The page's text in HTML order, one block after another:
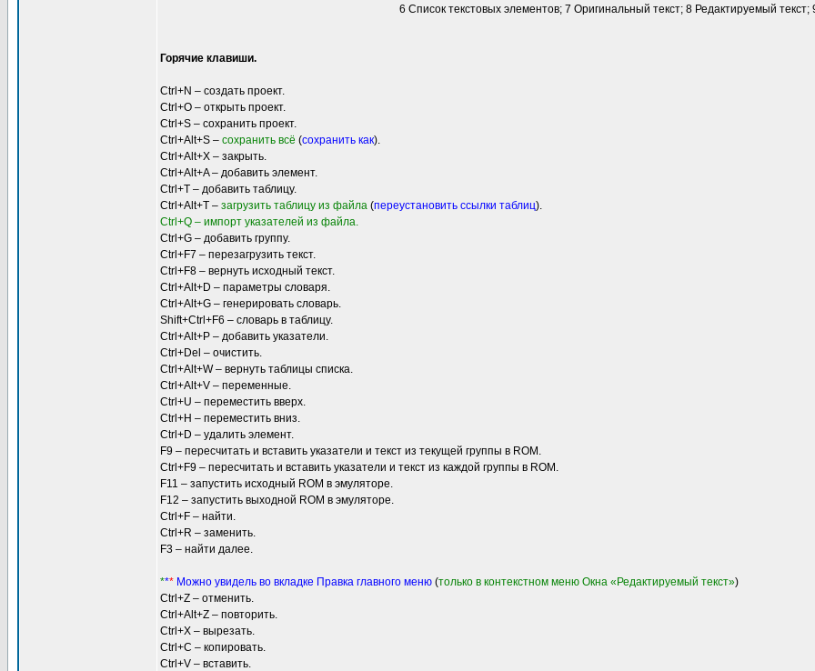
6 Список текстовых элементов; 7 Оригинальный текст; 8 Редактируемый текст;
Горячие клавиши.
Ctrl+N – создать проект.
Ctrl+O – открыть проект.
Ctrl+S – сохранить проект.
Ctrl+Alt+S – сохранить всё (сохранить как).
Ctrl+Alt+X – закрыть.
Ctrl+Alt+A – добавить элемент.
Ctrl+T – добавить таблицу.
Ctrl+Alt+T – загрузить таблицу из файла (переустановить ссылки таблиц).
Ctrl+Q – импорт указателей из файла.
Ctrl+G – добавить группу.
Ctrl+F7 – перезагрузить текст.
Ctrl+F8 – вернуть исходный текст.
Ctrl+Alt+D – параметры словаря.
Ctrl+Alt+G – генерировать словарь.
Shift+Ctrl+F6 – словарь в таблицу.
Ctrl+Alt+P – добавить указатели.
Ctrl+Del – очистить.
Ctrl+Alt+W – вернуть таблицы списка.
Ctrl+Alt+V – переменные.
Ctrl+U – переместить вверх.
Ctrl+H – переместить вниз.
Ctrl+D – удалить элемент.
F9 – пересчитать и вставить указатели и текст из текущей группы в ROM.
Ctrl+F9 – пересчитать и вставить указатели и текст из каждой группы в ROM.
F11 – запустить исходный ROM в эмуляторе.
F12 – запустить выходной ROM в эмуляторе.
Ctrl+F – найти.
Ctrl+R – заменить.
F3 – найти далее.
*** Можно увидель во вкладке Правка главного меню (только в контекстном меню Окна «Редактируемый текст»)
Ctrl+Z – отменить.
Ctrl+Alt+Z – повторить.
Ctrl+X – вырезать.
Ctrl+C – копировать.
Ctrl+V – вставить.